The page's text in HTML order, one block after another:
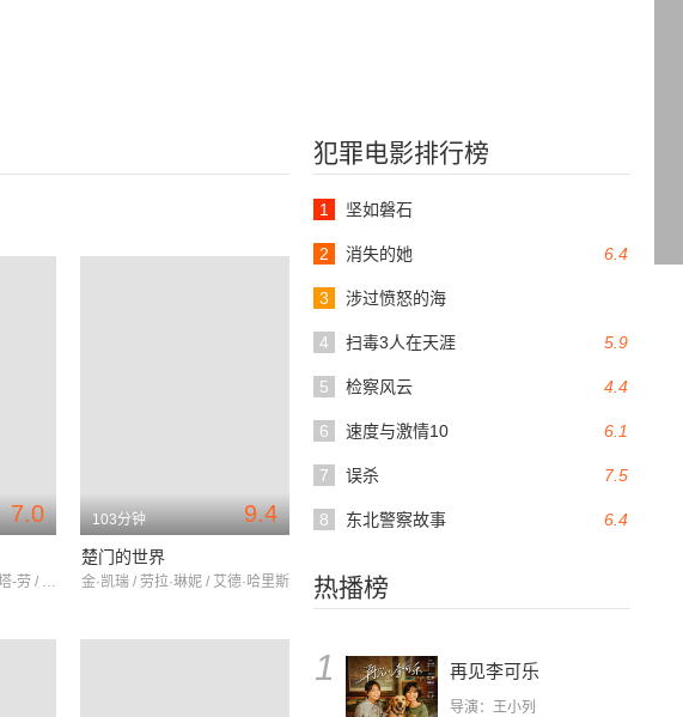
犯罪电影排行榜
1 坚如磐石
6.4
2 消失的她
3 涉过愤怒的海
5.9
4 扫毒3人在天涯
4.4
5 检察风云
6.1
6 速度与激情10
7.5
7 误杀
6.4
8 东北警察故事
热播榜
1 再见李可乐
导演：王小列
7.0
爱德华·诺顿 / 古古·姆巴塔-劳 / 亚历克·鲍德温
9.4
103分钟
楚门的世界
金·凯瑞 / 劳拉·琳妮 / 艾德·哈里斯